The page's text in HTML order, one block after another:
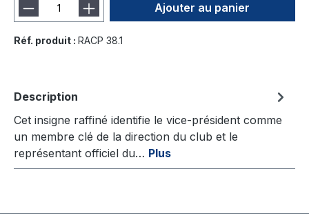
Ajouter au panier
Réf. produit : RACP 38.1
Description
Cet insigne raffiné identifie le vice-président comme
un membre clé de la direction du club et le
représentant officiel du… Plus